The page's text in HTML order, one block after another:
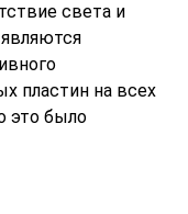
света и
пластин на всех
это было